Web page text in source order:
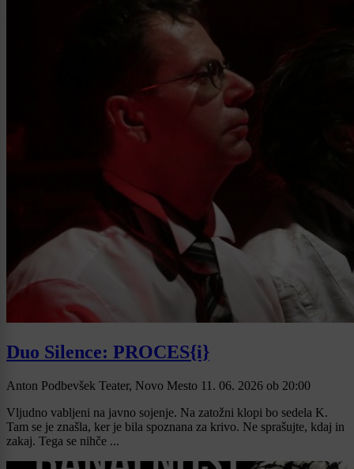
Duo Silence: PROCES{i}
Anton Podbevšek Teater, Novo Mesto 11. 06. 2026 ob 20:00
Vljudno vabljeni na javno sojenje. Na zatožni klopi bo sedela K.
Tam se je znašla, ker je bila spoznana za krivo. Ne sprašujte, kdaj in
zakaj. Tega se nihče ...